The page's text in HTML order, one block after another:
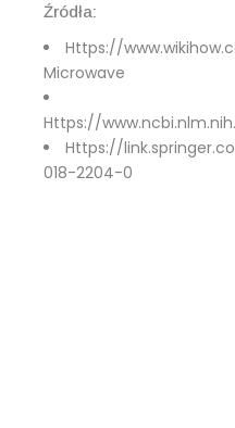
Źródła:
Https://
Microwave
Https://
Https://
018-2204-0